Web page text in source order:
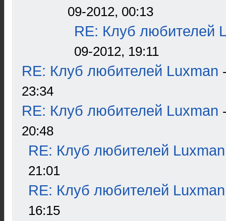
09-2012, 00:13
RE: Клуб любителей
09-2012, 19:11
RE: Клуб любителей Luxman
23:34
RE: Клуб любителей Luxman
20:48
RE: Клуб любителей Luxman
21:01
RE: Клуб любителей Luxman
16:15